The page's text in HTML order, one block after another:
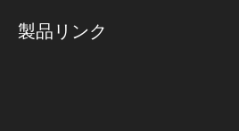
製品リンク